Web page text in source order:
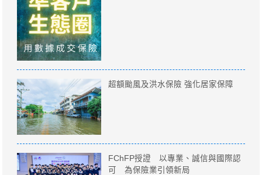
超額颱風及洪水保險 強化居家保障
FChFP授證 以專業、誠信與國際認
可 為保險業引領新局